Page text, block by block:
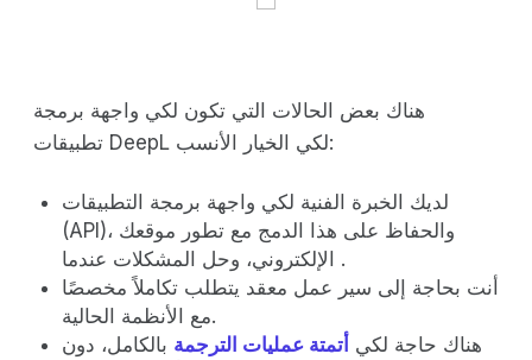
هناك بعض الحالات التي تكون لكي واجهة برمجة
تطبيقات DeepL لكي الخيار الأنسب:
لديك الخبرة الفنية لكي واجهة برمجة التطبيقات
(API)، والحفاظ على هذا الدمج مع تطور موقعك
الإلكتروني، وحل المشكلات عندما .
أنت بحاجة إلى سير عمل معقد يتطلب تكاملاً مخصصًا
مع الأنظمة الحالية.
هناك حاجة لكي أتمتة عمليات الترجمة بالكامل، دون